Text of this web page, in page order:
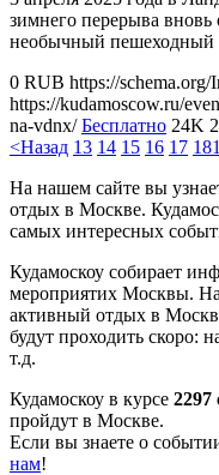
зимнего перерыва
необычный
0 RUB https://schema.org/
https://kudamoscow.ru/
na-vdnx/ Бесплатно 24K
<Назад 13 14 15 16 17 18
На нашем сайте вы
отдых в Москве.
самых интересных
Кудамоскоу собирает
мероприятих Москвы.
активный отдых в
будут проходить скоро:
т.д.
Кудамоскоу в курсе
пройдут в Москве.
Если вы знаете о
нам!